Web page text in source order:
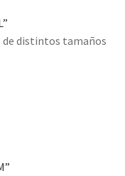
de distintos tamaños